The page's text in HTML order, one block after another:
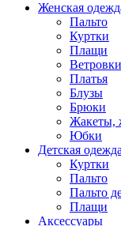
Женская
Пальто
Куртки
Плащи
Ветровки
Платья
Блузы
Брюки
Жакеты,
Юбки
Детская одежда
Куртки
Пальто
Пальто
Плащи
Аксессуары